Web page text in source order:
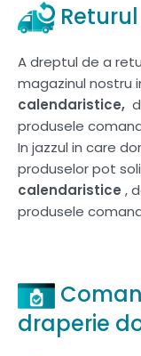
A dreptul de a
magazinul nostru
calendaristice,
produsele
In jazzul in care
produselor pot
calendaristice ,
produsele
draperie